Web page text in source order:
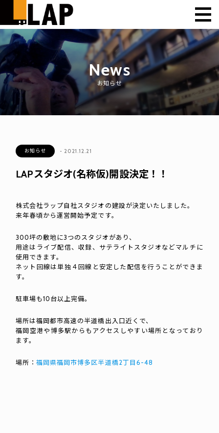
News
お知らせ
お知らせ - 2021.12.21
LAPスタジオ(名称仮)開設決定！！
株式会社ラップ自社スタジオの建設が決定いたしました。
来年春頃から運営開始予定です。
300坪の敷地に3つのスタジオがあり、
用途はライブ配信、収録、サテライトスタジオなどマルチに
使用できます。
ネット回線は単独４回線と安定した配信を行うことができま
す。
駐車場も10台以上完備。
場所は福岡都市高速の半道橋出入口近くで、
福岡空港や博多駅からもアクセスしやすい場所となっており
ます。
場所：福岡県福岡市博多区半道橋2丁目6-48